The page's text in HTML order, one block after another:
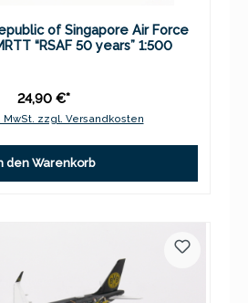
of Singapore Air Force
“RSAF 50 years” 1:500
24,90 €*
MwSt. zzgl. Versandkosten
den Warenkorb